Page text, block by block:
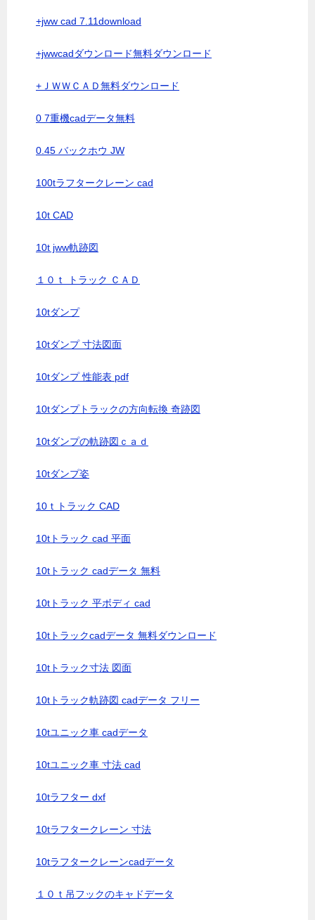
+jww cad 7.11download
+jwwcadダウンロード無料ダウンロード
+ＪＷＷＣＡＤ無料ダウンロード
0 7重機cadデータ無料
0.45 バックホウ JW
100tラフタークレーン cad
10t CAD
10t jww軌跡図
１０ｔ トラック ＣＡＤ
10tダンプ
10tダンプ 寸法図面
10tダンプ 性能表 pdf
10tダンプトラックの方向転換 奇跡図
10tダンプの軌跡図ｃａｄ
10tダンプ姿
10ｔトラック CAD
10tトラック cad 平面
10tトラック cadデータ 無料
10tトラック 平ボディ cad
10tトラックcadデータ 無料ダウンロード
10tトラック寸法 図面
10tトラック軌跡図 cadデータ フリー
10tユニック車 cadデータ
10tユニック車 寸法 cad
10tラフター dxf
10tラフタークレーン 寸法
10tラフタークレーンcadデータ
１０ｔ吊フックのキャドデータ